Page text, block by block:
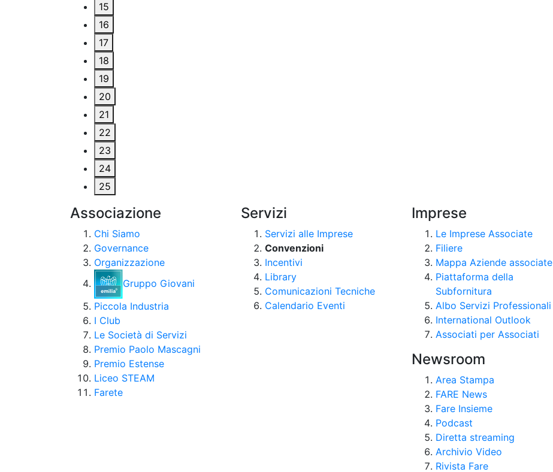
15
16
17
18
19
20
21
22
23
24
25
Associazione
Chi Siamo
Governance
Organizzazione
Gruppo Giovani
Piccola Industria
I Club
Le Società di Servizi
Premio Paolo Mascagni
Premio Estense
Liceo STEAM
Farete
Servizi
Servizi alle Imprese
Convenzioni
Incentivi
Library
Comunicazioni Tecniche
Calendario Eventi
Imprese
Le Imprese Associate
Filiere
Mappa Aziende associate
Piattaforma della
Subfornitura
Albo Servizi Professionali
International Outlook
Associati per Associati
Newsroom
Area Stampa
FARE News
Fare Insieme
Podcast
Diretta streaming
Archivio Video
Rivista Fare